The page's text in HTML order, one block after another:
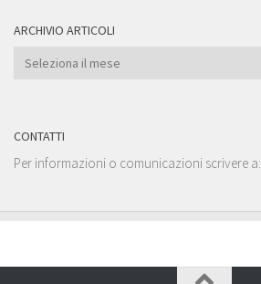
ARCHIVIO ARTICOLI
Archivio
CONTATTI
Per informazioni o comunicazioni scrivere a: